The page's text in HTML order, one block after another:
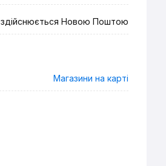
здійснюється Новою Поштою
Магазини на карті